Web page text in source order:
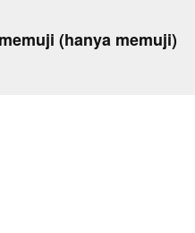
(hanya memuji)